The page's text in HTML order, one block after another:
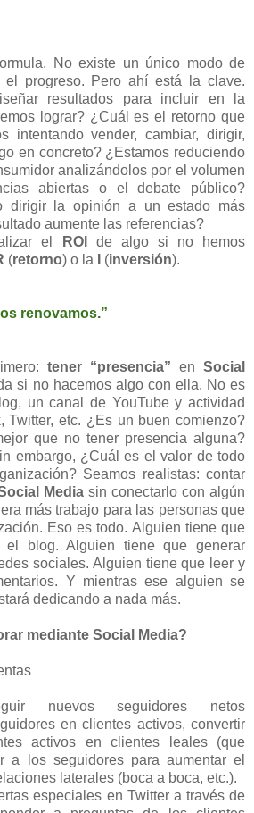
No existe un único modo de
el progreso. Pero ahí está la clave.
resultados para incluir en la
lograr? ¿Cuál es el retorno que
intentando vender, cambiar, dirigir,
en concreto? ¿Estamos reduciendo
analizándolos por el volumen
abiertas o el debate público?
dirigir la opinión a un estado más
aumente las referencias?
el
ROI
de algo si no hemos
(retorno) o la (inversión).
renovamos.”
tener “presencia” en Social
si no hacemos algo con ella. No es
un canal de YouTube y actividad
Twitter, etc. ¿Es un buen comienzo?
que no tener presencia alguna?
embargo, ¿Cuál es el valor de todo
Seamos realistas: contar
Media sin conectarlo con algún
más trabajo para las personas que
Eso es todo. Alguien tiene que
el blog. Alguien tiene que generar
sociales. Alguien tiene que leer y
Y mientras ese alguien se
dedicando a nada más.
mediante Social Media?
nuevos seguidores netos
en clientes activos, convertir
activos en clientes leales (que
a los seguidores para aumentar el
laterales (boca a boca, etc.).
especiales en Twitter a través de